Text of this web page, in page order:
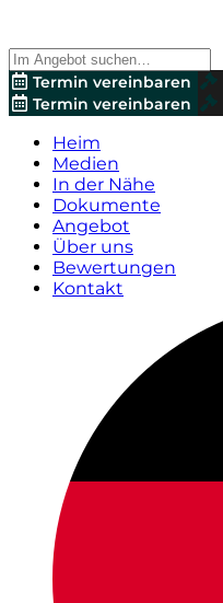
Termin vereinbaren
Termin vereinbaren
Heim
Medien
In der Nähe
Dokumente
Angebot
Über uns
Bewertungen
Kontakt